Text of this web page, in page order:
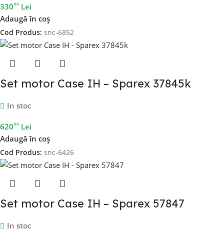
33000 Lei
Adaugă în coș
Cod Produs: snc-6852
Set motor Case IH – Sparex 37845k
In stoc
62000 Lei
Adaugă în coș
Cod Produs: snc-6426
Set motor Case IH – Sparex 57847
In stoc